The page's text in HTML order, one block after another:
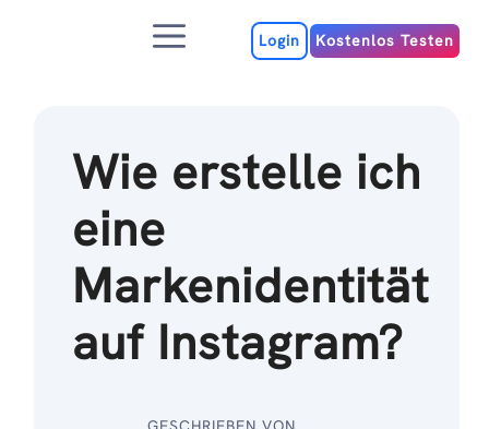
MenuLogin Kostenlos Testen
Wie erstelle ich
eine
Markenidentität
auf Instagram?